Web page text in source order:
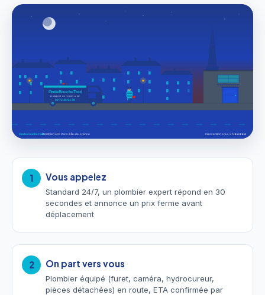
1 Vous appelez
Standard 24/7, un plombier expert répond en 30
secondes et annonce un prix ferme avant
déplacement
2 On part vers vous
Plombier équipé (furet, caméra, hydrocureur,
pièces détachées) en route, ETA confirmée par